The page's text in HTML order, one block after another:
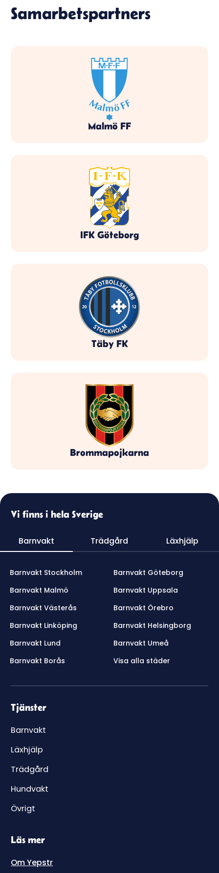
Samarbetspartners
Malmö FF
IFK Göteborg
Täby FK
Brommapojkarna
Vi finns i hela Sverige
Barnvakt Trädgård Läxhjälp
Barnvakt Stockholm
Barnvakt Göteborg
Barnvakt Malmö
Barnvakt Uppsala
Barnvakt Västerås
Barnvakt Örebro
Barnvakt Linköping
Barnvakt Helsingborg
Barnvakt Lund
Barnvakt Umeå
Barnvakt Borås
Visa alla städer
Tjänster
Barnvakt
Läxhjälp
Trädgård
Hundvakt
Övrigt
Läs mer
Om Yepstr